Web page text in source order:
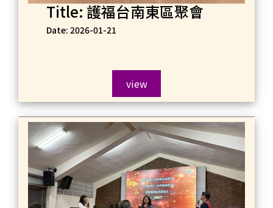
Title: 護福台南東區聚會
Date: 2026-01-21
view